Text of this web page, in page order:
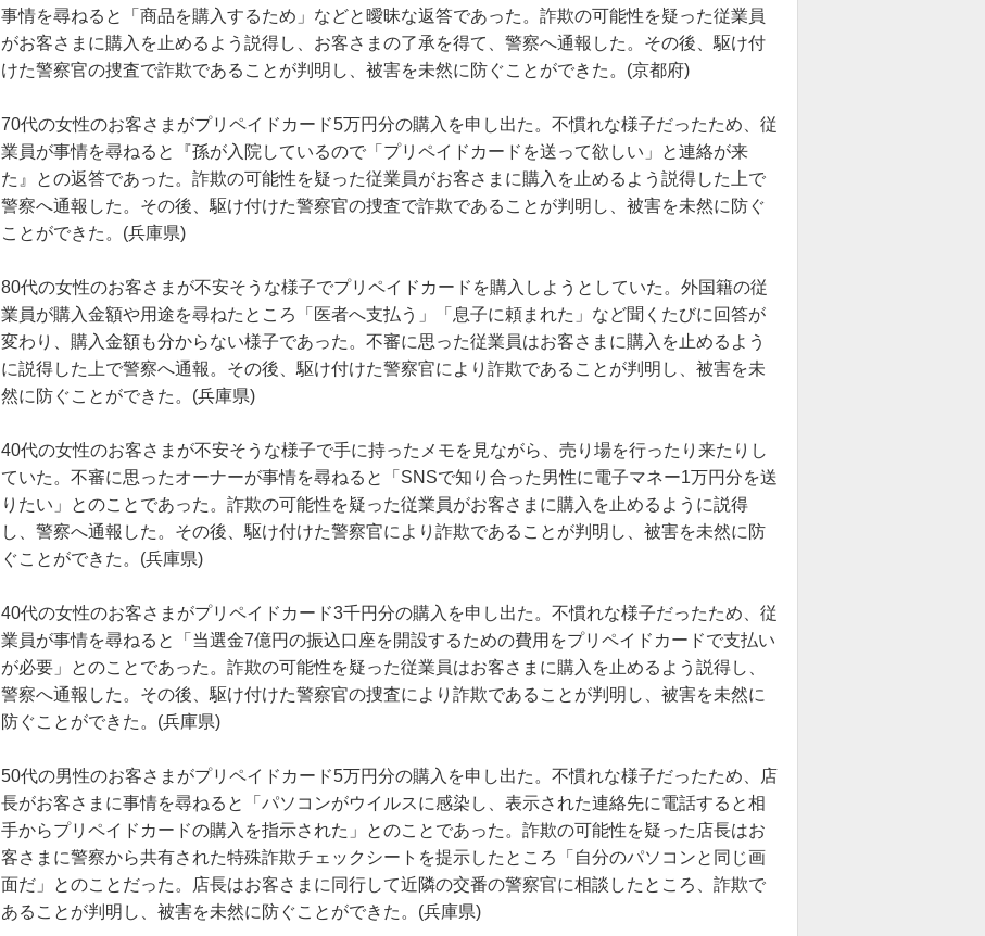
事情を尋ねると「商品を購入するため」などと曖昧な返答であった。詐欺の可能性を疑った従業員
がお客さまに購入を止めるよう説得し、お客さまの了承を得て、警察へ通報した。その後、駆け付
けた警察官の捜査で詐欺であることが判明し、被害を未然に防ぐことができた。(京都府)
70代の女性のお客さまがプリペイドカード5万円分の購入を申し出た。不慣れな様子だったため、従
業員が事情を尋ねると『孫が入院しているので「プリペイドカードを送って欲しい」と連絡が来
た』との返答であった。詐欺の可能性を疑った従業員がお客さまに購入を止めるよう説得した上で
警察へ通報した。その後、駆け付けた警察官の捜査で詐欺であることが判明し、被害を未然に防ぐ
ことができた。(兵庫県)
80代の女性のお客さまが不安そうな様子でプリペイドカードを購入しようとしていた。外国籍の従
業員が購入金額や用途を尋ねたところ「医者へ支払う」「息子に頼まれた」など聞くたびに回答が
変わり、購入金額も分からない様子であった。不審に思った従業員はお客さまに購入を止めるよう
に説得した上で警察へ通報。その後、駆け付けた警察官により詐欺であることが判明し、被害を未
然に防ぐことができた。(兵庫県)
40代の女性のお客さまが不安そうな様子で手に持ったメモを見ながら、売り場を行ったり来たりし
ていた。不審に思ったオーナーが事情を尋ねると「SNSで知り合った男性に電子マネー1万円分を送
りたい」とのことであった。詐欺の可能性を疑った従業員がお客さまに購入を止めるように説得
し、警察へ通報した。その後、駆け付けた警察官により詐欺であることが判明し、被害を未然に防
ぐことができた。(兵庫県)
40代の女性のお客さまがプリペイドカード3千円分の購入を申し出た。不慣れな様子だったため、従
業員が事情を尋ねると「当選金7億円の振込口座を開設するための費用をプリペイドカードで支払い
が必要」とのことであった。詐欺の可能性を疑った従業員はお客さまに購入を止めるよう説得し、
警察へ通報した。その後、駆け付けた警察官の捜査により詐欺であることが判明し、被害を未然に
防ぐことができた。(兵庫県)
50代の男性のお客さまがプリペイドカード5万円分の購入を申し出た。不慣れな様子だったため、店
長がお客さまに事情を尋ねると「パソコンがウイルスに感染し、表示された連絡先に電話すると相
手からプリペイドカードの購入を指示された」とのことであった。詐欺の可能性を疑った店長はお
客さまに警察から共有された特殊詐欺チェックシートを提示したところ「自分のパソコンと同じ画
面だ」とのことだった。店長はお客さまに同行して近隣の交番の警察官に相談したところ、詐欺で
あることが判明し、被害を未然に防ぐことができた。(兵庫県)